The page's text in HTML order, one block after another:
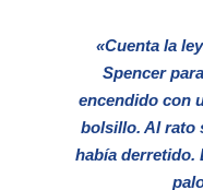
«Cuenta la
Spencer
encendido con
bolsillo. Al rato
había derretido.